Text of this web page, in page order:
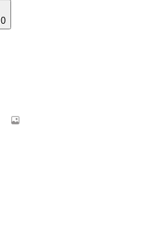
0